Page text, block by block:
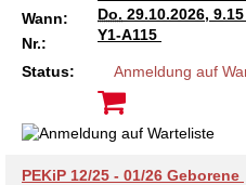
Wann:
Do. 29.10.2026,
Nr.:
Y1-A115
Status: Anmeldung auf
PEKiP 12/25 - 01/26 Geborene